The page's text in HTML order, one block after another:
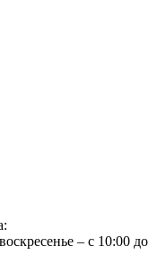
– с 10:00 до